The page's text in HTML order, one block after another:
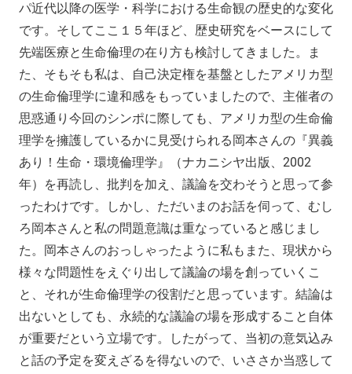
パ近代以降の医学・科学における生命観の歴史的な変化
です。そしてここ１５年ほど、歴史研究をベースにして
先端医療と生命倫理の在り方も検討してきました。ま
た、そもそも私は、自己決定権を基盤としたアメリカ型
の生命倫理学に違和感をもっていましたので、主催者の
思惑通り今回のシンポに際しても、アメリカ型の生命倫
理学を擁護しているかに見受けられる岡本さんの『異義
あり！生命・環境倫理学』（ナカニシヤ出版、2002
年）を再読し、批判を加え、議論を交わそうと思って参
ったわけです。しかし、ただいまのお話を伺って、むし
ろ岡本さんと私の問題意識は重なっていると感じまし
た。岡本さんのおっしゃったように私もまた、現状から
様々な問題性をえぐり出して議論の場を創っていくこ
と、それが生命倫理学の役割だと思っています。結論は
出ないとしても、永続的な議論の場を形成すること自体
が重要だという立場です。したがって、当初の意気込み
と話の予定を変えざるを得ないので、いささか当惑して